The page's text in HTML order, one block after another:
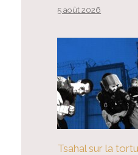
5 août 2026
Tsahal sur la